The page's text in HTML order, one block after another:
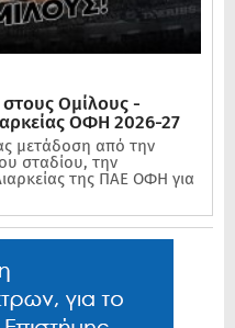
Ομίλους -
ΟΦΗ 2026-27
μετάδοση από την
σταδίου, την
της ΠΑΕ ΟΦΗ για